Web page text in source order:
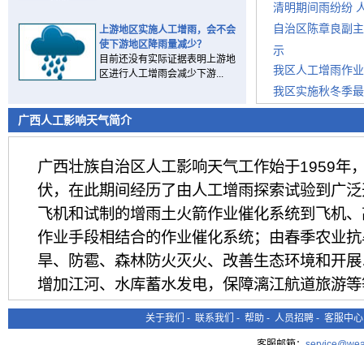
上游地区实施人工增雨，会不会
使下游地区降雨量减少？
目前还没有实际证据表明上游地
区进行人工增雨会减少下游...
清明期间雨纷纷
自治区陈章良副
示
我区人工增雨作
我区实施秋冬季
今冬我区打响火
广西人工影响天气简介
广西壮族自治区人工影响天气工作始于1959年
伏，在此期间经历了由人工增雨探索试验到广
飞机和试制的增雨土火箭作业催化系统到飞机
作业手段相结合的作业催化系统；由春季农业
旱、防雹、森林防火灭火、改善生态环境和开
增加江河、水库蓄水发电，保障漓江航道旅游
年作业等等的发展过程。进入21世纪后，特别
的重视、关心和大力支持下，广西人工影响天
关于我们 - 联系我们 - 帮助 - 人员招聘 - 客服中心